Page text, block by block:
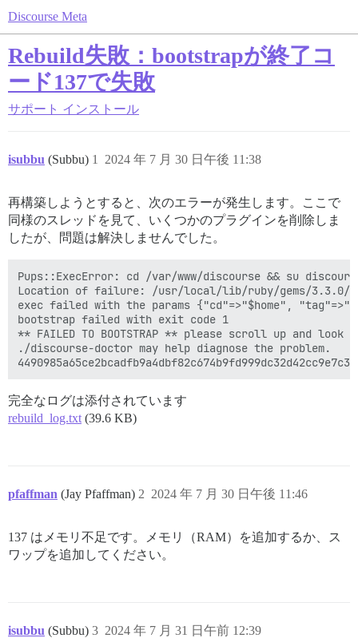
Discourse Meta
Rebuild失敗：bootstrapが終了コ
ード137で失敗
サポート インストール
isubbu (Subbu) 2024 年 7 月 30 日午後 11:38
1
再構築しようとすると、次のエラーが発生します。ここで
同様のスレッドを見て、いくつかのプラグインを削除しま
したが、問題は解決しませんでした。
Pups::ExecError: cd /var/www/discourse && su
Location of failure: /usr/local/lib/ruby/gems/3.3.0/
exec failed with the params {"cd"=>"$home",
bootstrap failed with exit code 1
** FAILED TO BOOTSTRAP ** please scroll up and
./discourse-doctor may help diagnose the problem.
完全なログは添付されています
rebuild_log.txt (39.6 KB)
pfaffman (Jay Pfaffman) 2024 年 7 月 30 日午後 11:46
2
137 はメモリ不足です。メモリ（RAM）を追加するか、ス
ワップを追加してください。
isubbu (Subbu) 2024 年 7 月 31 日午前 12:39
3